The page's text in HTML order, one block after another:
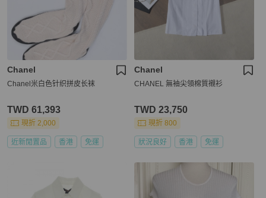
Chanel
Chanel米白色针织拼皮长袜
TWD 61,393
現折 2,000
近新閒置品 香港 免運
Chanel
CHANEL 無袖尖領棉質襯衫
TWD 23,750
現折 800
狀況良好 香港 免運